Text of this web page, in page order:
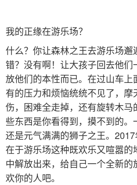
我的正缘在游乐场？
什么？你让森林之王去游乐场邂
错？没有啊！让大孩子回去他
放他们的本性而已。在过山车
有的压力和烦恼统统不见了，
伤，困难全走掉，还有旋转木
些东西是你看得到，摸不到的。
还是元气满满的狮子之王。
在于游乐场这种既欢乐又喧嚣的
中解放出来，给自己一个全新
欢你的人吧。